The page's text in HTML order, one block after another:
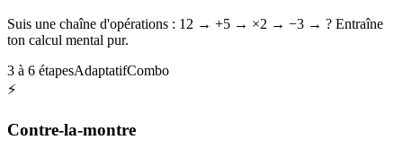
Suis une chaîne d'opérations : 12 → +5 → ×2 → −3 → ? Entraîne
ton calcul mental pur.
3 à 6 étapesAdaptatifCombo
⚡
Contre-la-montre